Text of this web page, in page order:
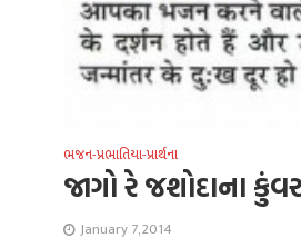
ભજન-પ્રભાતિયા-પ્રાર્થના
જાગો રે જશોદાના કુંવર
January 7, 2014